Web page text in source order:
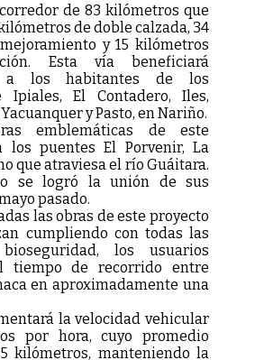
de 83 kilómetros que
de doble calzada, 34
y 15 kilómetros
Esta vía beneficiará
a los habitantes de los
Ipiales, El Contadero, Iles,
y Pasto, en Nariño.
emblemáticas de este
los puentes El Porvenir, La
que atraviesa el río Guáitara.
se logró la unión de sus
pasado.
las obras de este proyecto
cumpliendo con todas las
los usuarios
tiempo de recorrido entre
en aproximadamente una
la velocidad vehicular
por hora, cuyo promedio
kilómetros, manteniendo la